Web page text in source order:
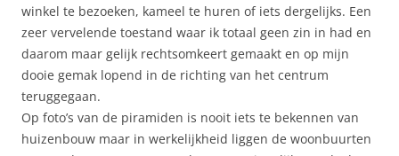
winkel te bezoeken, kameel te huren of iets dergelijks. Een
zeer vervelende toestand waar ik totaal geen zin in had en
daarom maar gelijk rechtsomkeert gemaakt en op mijn
dooie gemak lopend in de richting van het centrum
teruggegaan.
Op foto’s van de piramiden is nooit iets te bekennen van
huizenbouw maar in werkelijkheid liggen de woonbuurten